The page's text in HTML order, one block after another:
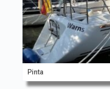
Pinta